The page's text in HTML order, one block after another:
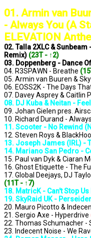
01. Armin van
- Always You (A
ELEVATION
02. Talla 2XLC &
Remix) (23T - ↑2)
03. Doppenberg - Dance
04. R3SPAWN - Breathe
05. Armin van Buuren &
06. EOSS2K - The Days
07. Davey Asprey & Caitlin
08. DJ Kuba & Neitan -
09. Johan Gielen pres.
10. Richard Durand -
11. Scooter - No Rewind
12. Steven Roys &
13. Joseph James (IRL) -
14. Mariano San Pedro -
15. Paul van Dyk & Ciaran
16. Ghost Etiquette - The
17. Global Deejays, DJ
(11T - ↑7)
18. MatricK - Can't Stop Us
19. SkyRaid UK -
20. Mauro Picotto &
21. Sergio Axe - Hyperdrive
22. Thomas Schumacher -
23. Indecent Noise - We